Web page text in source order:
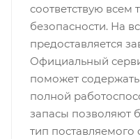
соответствую всем
безопасности. На
предоставляется
Официальный
поможет
полной
запасы позволяют
тип поставляемого